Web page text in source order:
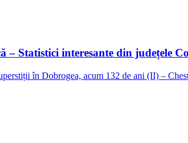
– Statistici interesante din județele